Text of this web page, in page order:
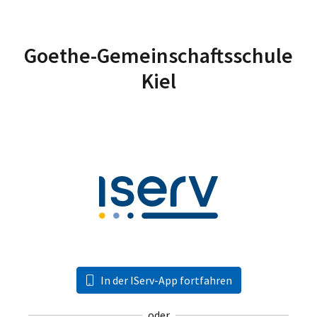
Goethe-Gemeinschaftsschule
Kiel
In der IServ-App fortfahren